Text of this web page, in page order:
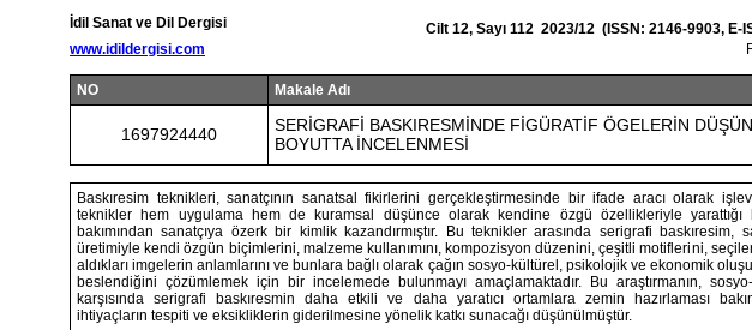
İdil Sanat ve Dil Dergisi
www.idildergisi.com
Cilt 12, Sayı 112 2023/12 (ISSN: 2146-9903, E-
NO Makale Adı
1697924440
SERİGRAFİ BASKIRESMİNDE FİGÜRATİF ÖGELERİN
BOYUTTA İNCELENMESİ
Baskıresim teknikleri, sanatçının sanatsal fikirlerini gerçekleştirmesinde bir ifade aracı olarak
teknikler hem uygulama hem de kuramsal düşünce olarak kendine özgü özellikleriyle
bakımından sanatçıya özerk bir kimlik kazandırmıştır. Bu teknikler arasında serigrafi baskıresim,
üretimiyle kendi özgün biçimlerini, malzeme kullanımını, kompozisyon düzenini, çeşitli motiflerini,
aldıkları imgelerin anlamlarını ve bunlara bağlı olarak çağın sosyo-kültürel, psikolojik ve ekonomik
beslendiğini çözümlemek için bir incelemede bulunmayı amaçlamaktadır. Bu araştırmanın,
karşısında serigrafi baskıresmin daha etkili ve daha yaratıcı ortamlara zemin hazırlaması
ihtiyaçların tespiti ve eksikliklerin giderilmesine yönelik katkı sunacağı düşünülmüştür.